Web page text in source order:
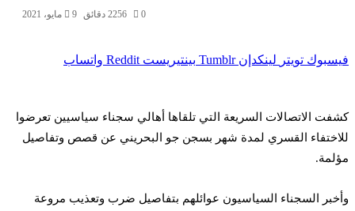
9 مايو، 2021 0
2562 دقائق
فيسبوك تويتر لينكدإن بينتيريست واتساب
كشفت الاتصالات السريعة التي تلقاها أهالي سجناء سياسيين تعرضوا
للاختفاء القسري لمدة شهر بسجن جو البحريني عن قصص وتفاصيل
مؤلمة.
وأخبر السجناء السياسيون عوائلهم بتفاصيل ضرب وتعذيب مروعة